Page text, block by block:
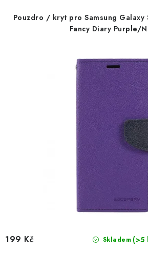
Pouzdro / kryt pro Samsung Galaxy
Fancy Diary Purple/
Skladem (>5
199 Kč